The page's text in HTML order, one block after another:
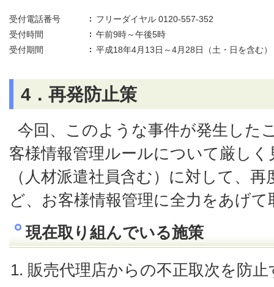
受付電話番号
フリーダイヤル 0120-557-352
受付時間
午前9時～午後5時
受付期間
平成18年4月13日～4月28日（土・日を含む）
4．再発防止策
今回、このような事件が発生した
客様情報管理ルールについて厳し
（人材派遣社員含む）に対して、
ど、お客様情報管理に全力をあげ
現在取り組んでいる施策
販売代理店からの不正取次を防